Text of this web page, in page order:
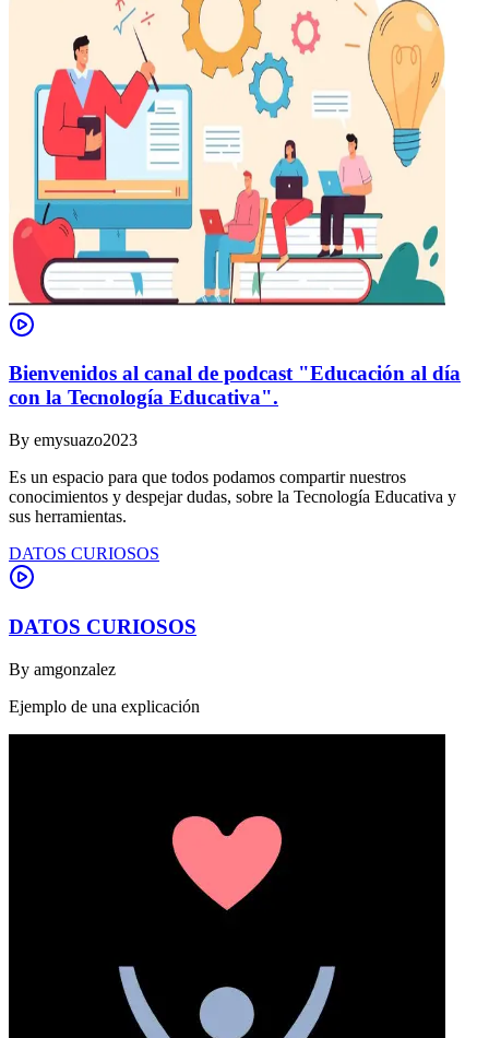
Bienvenidos al canal de podcast "Educación al día
con la Tecnología Educativa".
By emysuazo2023
Es un espacio para que todos podamos compartir nuestros
conocimientos y despejar dudas, sobre la Tecnología Educativa y
sus herramientas.
DATOS CURIOSOS
DATOS CURIOSOS
By amgonzalez
Ejemplo de una explicación